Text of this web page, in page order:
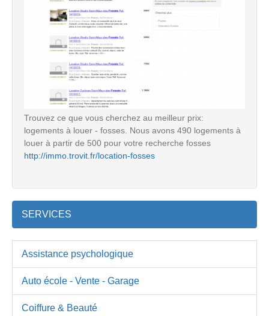
Trouvez ce que vous cherchez au meilleur prix:
logements à louer - fosses. Nous avons 490 logements à
louer à partir de 500 pour votre recherche fosses
http://immo.trovit.fr/location-fosses
SERVICES
Assistance psychologique
Auto école - Vente - Garage
Coiffure & Beauté